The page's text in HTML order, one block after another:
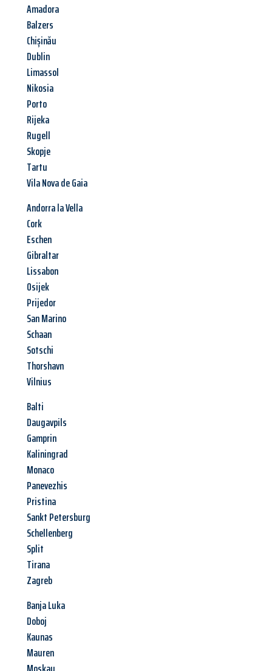
Amadora
Balzers
Chișinău
Dublin
Limassol
Nikosia
Porto
Rijeka
Rugell
Skopje
Tartu
Vila Nova de Gaia
Andorra la Vella
Cork
Eschen
Gibraltar
Lissabon
Osijek
Prijedor
San Marino
Schaan
Sotschi
Thorshavn
Vilnius
Balti
Daugavpils
Gamprin
Kaliningrad
Monaco
Panevezhis
Pristina
Sankt Petersburg
Schellenberg
Split
Tirana
Zagreb
Banja Luka
Doboj
Kaunas
Mauren